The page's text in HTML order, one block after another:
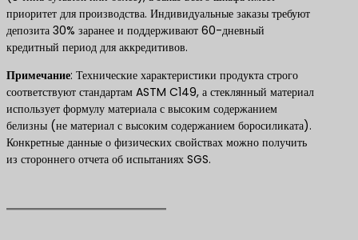
приоритет для производства. Индивидуальные заказы требуют
депозита 30% заранее и поддерживают 60-дневный
кредитный период для аккредитивов.
​Примечание​​: Технические характеристики продукта строго
соответствуют стандартам ASTM C149, а стеклянный материал
использует формулу материала с высоким содержанием
белизны (не материал с высоким содержанием боросиликата).
Конкретные данные о физических свойствах можно получить
из стороннего отчета об испытаниях SGS.